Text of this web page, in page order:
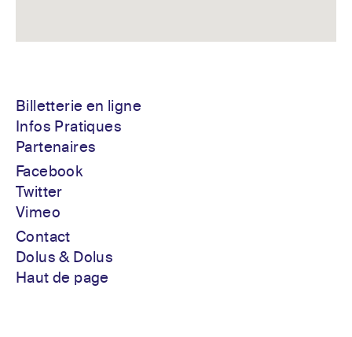
Billetterie en ligne
Infos Pratiques
Partenaires
Facebook
Twitter
Vimeo
Contact
Dolus & Dolus
Haut de page